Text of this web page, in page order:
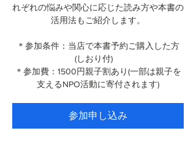
れぞれの悩みや関心に応じた読み方や本書の
活用法もご紹介します。
＊参加条件：当店で本書予約ご購入した方
(しおり付)
＊参加費：1500円親子割あり(一部は親子を
支えるNPO活動に寄付されます)
参加申し込み